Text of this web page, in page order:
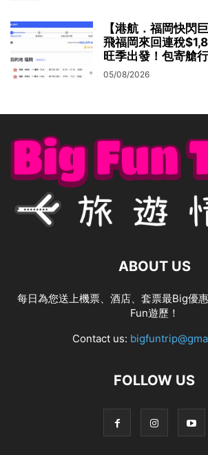
【港航．福岡快閃
飛福岡來回連稅
旺季出發！包寄艙
05/08/2026
ABOUT US
每日為您送上機票、酒店、套票最Big優
Fun遊歷！
Contact us:
FOLLOW US